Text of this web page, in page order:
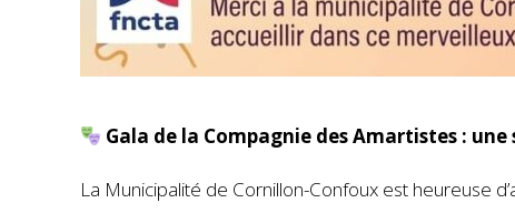
Gala de la Compagnie des Amartistes :
La Municipalité de Cornillon-Confoux est heureuse